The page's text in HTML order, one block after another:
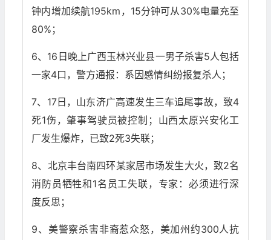
钟内增加续航195km，15分钟可从30%电量充至
80%；
6、16日晚上广西玉林兴业县一男子杀害5人包括
一家4口，警方通报：系因感情纠纷报复杀人；
7、17日，山东济广高速发生三车追尾事故，致4
死1伤，肇事驾驶员被控制；山西太原兴安化工
厂发生爆炸，已致2死3失联；
8、北京丰台南四环某家居市场发生大火，致2名
消防员牺牲和1名员工失联，专家：必须进行深
度反思；
9、美警察杀害非裔惹众怒，美加州约300人抗